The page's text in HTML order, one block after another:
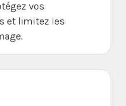
vos
et limitez les